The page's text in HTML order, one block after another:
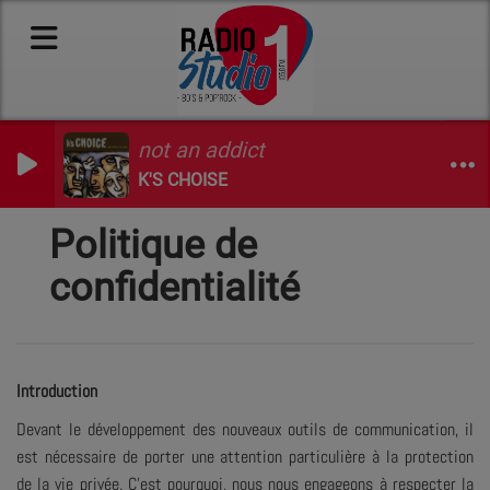
not an addict
K'S CHOISE
Politique de
confidentialité
Introduction
Devant le développement des nouveaux outils de communication, il
est nécessaire de porter une attention particulière à la protection
de la vie privée. C’est pourquoi, nous nous engageons à respecter la